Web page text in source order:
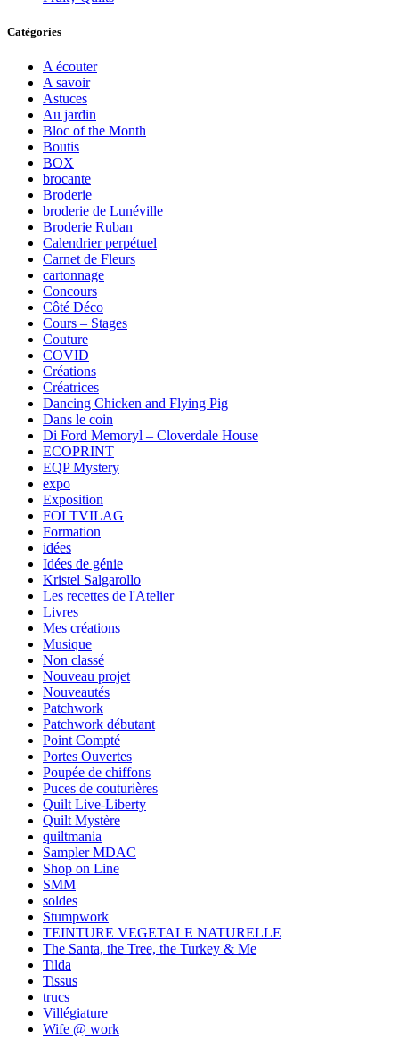
Catégories
A écouter
A savoir
Astuces
Au jardin
Bloc of the Month
Boutis
BOX
brocante
Broderie
broderie de Lunéville
Broderie Ruban
Calendrier perpétuel
Carnet de Fleurs
cartonnage
Concours
Côté Déco
Cours – Stages
Couture
COVID
Créations
Créatrices
Dancing Chicken and Flying Pig
Dans le coin
Di Ford Memoryl – Cloverdale House
ECOPRINT
EQP Mystery
expo
Exposition
FOLTVILAG
Formation
idées
Idées de génie
Kristel Salgarollo
Les recettes de l'Atelier
Livres
Mes créations
Musique
Non classé
Nouveau projet
Nouveautés
Patchwork
Patchwork débutant
Point Compté
Portes Ouvertes
Poupée de chiffons
Puces de couturières
Quilt Live-Liberty
Quilt Mystère
quiltmania
Sampler MDAC
Shop on Line
SMM
soldes
Stumpwork
TEINTURE VEGETALE NATURELLE
The Santa, the Tree, the Turkey & Me
Tilda
Tissus
trucs
Villégiature
Wife @ work